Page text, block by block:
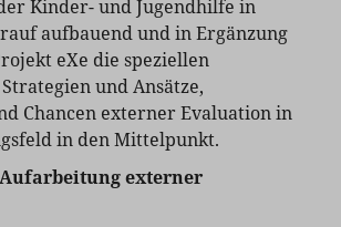
Kinder- und Jugendhilfe in
aufbauend und in Ergänzung
eXe die speziellen
und Ansätze,
Chancen externer Evaluation in
in den Mittelpunkt.
externer